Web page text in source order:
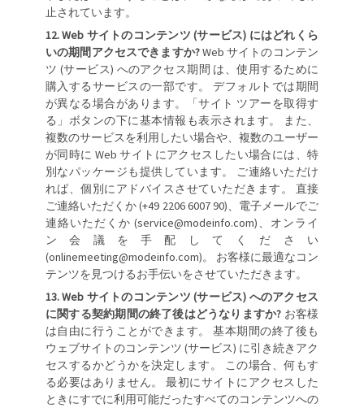
止されています。
Web サイトのコンテンツ (サービス) にはどれくら
いの期間アクセスできますか?Web サイトのコンテン
ツ (サービス) へのアクセス期間 は、使用するために
購入するサービスの一部です。 デフォルトでは期間
が異なる場合があります。「サイト ツアーを取得す
る」ボタンの下に基本情報も表示されます。 また、
複数のサービスを利用したい場合や、複数のユーザー
が同時に Web サイトにアクセスしたい場合には、特
別なパッケージも提供しています。 ご連絡いただけ
れば、個別にアドバイスさせていただきます。 直接
ご連絡いただくか (+49 2206 6007 90)、電子メールでご
連絡いただくか (service@modeinfo.com)、オンライ
ン会議を手配してください
(onlinemeeting@modeinfo.com)。 お客様に最適なコン
テンツを見つけるお手伝いをさせていただきます。
Web サイトのコンテンツ (サービス) へのアクセス
に関する契約期間の終了後はどうなりますか? お客様
は自由に行うことができます。 基本期間の終了後も
ウェブサイトのコンテンツ (サービス) に引き続きアク
セスするかどうかを決定します。 この場合、何もす
る必要はありません。 最初にサイトにアクセスした
ときにすでに利用可能だったすべてのコンテンツへの